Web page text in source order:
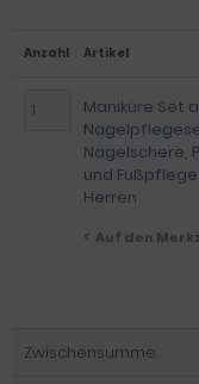
Anzahl Artikel
Maniküre Set
Nagelschere,
und
Herren
Auf den
Zwischensumme: